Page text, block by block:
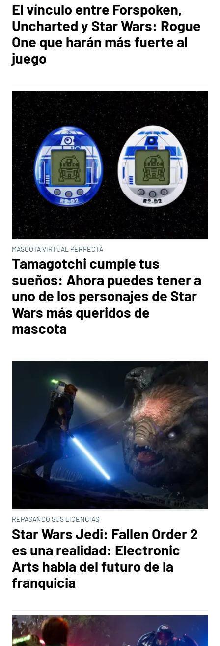
El vínculo entre Forspoken,
Uncharted y Star Wars: Rogue
One que harán más fuerte al
juego
MASCOTA VIRTUAL PERFECTA
Tamagotchi cumple tus
sueños: Ahora puedes tener a
uno de los personajes de Star
Wars más queridos de
mascota
REPASANDO SUS LICENCIAS
Star Wars Jedi: Fallen Order 2
es una realidad: Electronic
Arts habla del futuro de la
franquicia